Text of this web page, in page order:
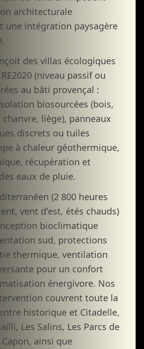
architecturale
une intégration paysagère
des villas écologiques
RE2020 (niveau passif ou
au bâti provençal :
biosourcées (bois,
chanvre, liège), panneaux
discrets ou tuiles
à chaleur géothermique,
récupération et
eaux de pluie.
(2 800 heures
vent d'est, étés chauds)
bioclimatique
sud, protections
thermique, ventilation
pour un confort
énergivore. Nos
couvrent toute la
historique et Citadelle,
Les Salins, Les Parcs de
Capon, ainsi que